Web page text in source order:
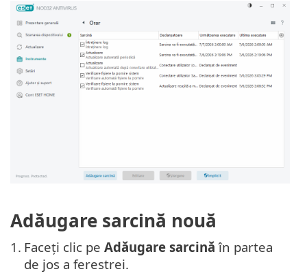
Adăugare sarcină nouă
1. Faceți clic pe Adăugare sarcină în partea
de jos a ferestrei.